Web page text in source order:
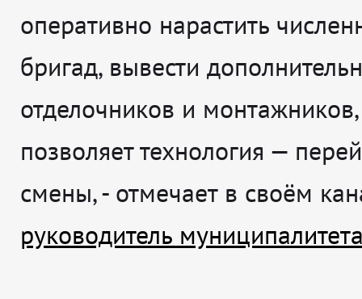
оперативно нарастить
бригад, вывести
отделочников и
позволяет технология —
смены, - отмечает в своём
руководитель